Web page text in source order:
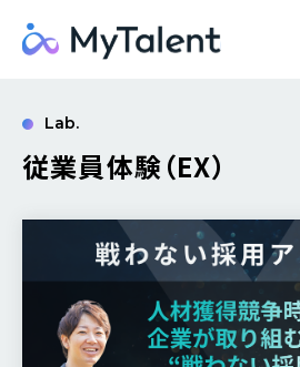
Lab.
従業員体験（EX）